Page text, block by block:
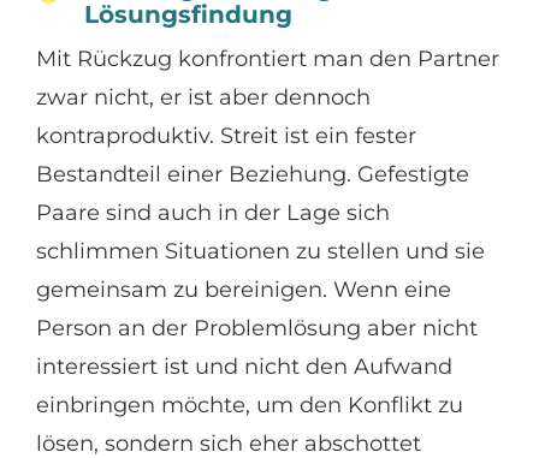
Lösungsfindung
Mit Rückzug konfrontiert man den Partner
zwar nicht, er ist aber dennoch
kontraproduktiv. Streit ist ein fester
Bestandteil einer Beziehung. Gefestigte
Paare sind auch in der Lage sich
schlimmen Situationen zu stellen und sie
gemeinsam zu bereinigen. Wenn eine
Person an der Problemlösung aber nicht
interessiert ist und nicht den Aufwand
einbringen möchte, um den Konflikt zu
lösen, sondern sich eher abschottet